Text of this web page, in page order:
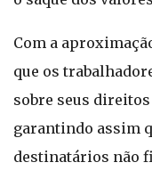
Com a
que os
sobre seus
garantindo assim
destinatários não